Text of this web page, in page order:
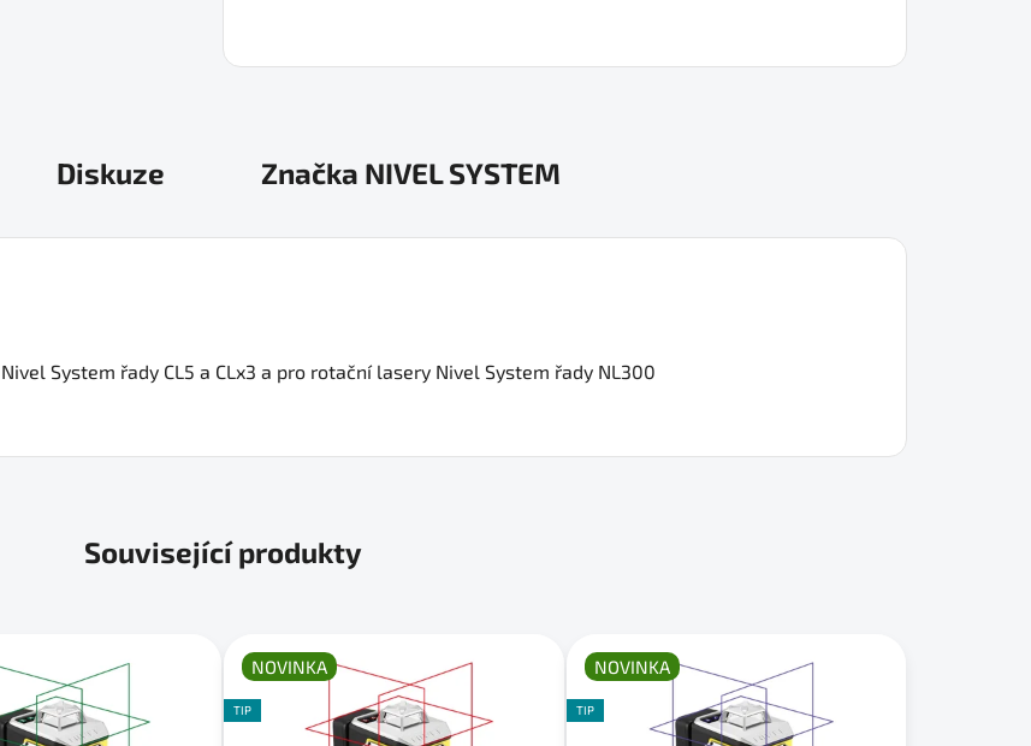
Diskuze Značka NIVEL SYSTEM
System řady CL5 a CLx3 a pro rotační lasery Nivel System řady NL300
Související produkty
NOVINKA
TIP
NOVINKA
TIP